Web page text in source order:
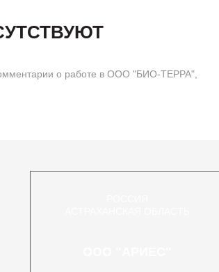
о работе в ООО "БИО-ТЕРРА",